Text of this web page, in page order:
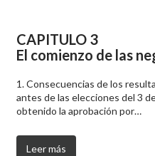
CAPITULO 3
El comienzo de las
1. Consecuencias de los
antes de las elecciones del 3
obtenido la aprobación por…
Leer más